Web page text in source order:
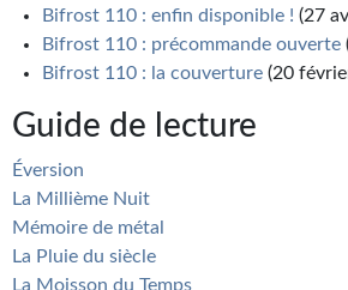
Bifrost 110 : enfin disponible ! (27
Bifrost 110 : précommande ouverte
Bifrost 110 : la couverture (20
Guide de lecture
Éversion
La Millième Nuit
Mémoire de métal
La Pluie du siècle
La Moisson du Temps